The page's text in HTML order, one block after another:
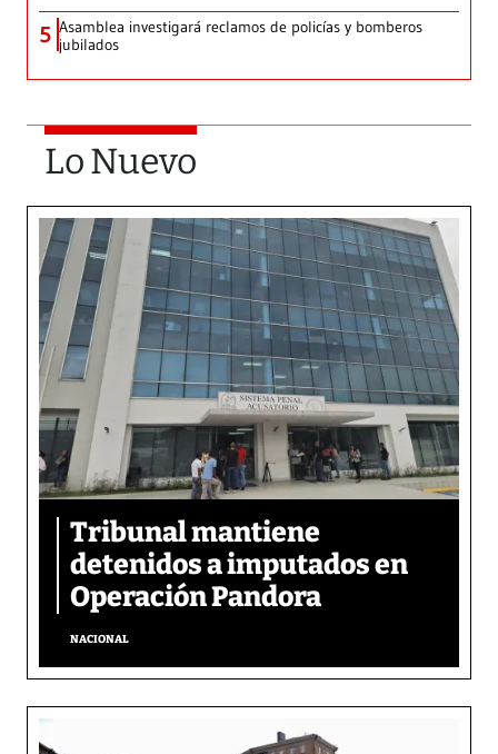
5 Asamblea investigará reclamos de policías y bomberos
jubilados
Lo Nuevo
Tribunal mantiene
detenidos a imputados en
Operación Pandora
NACIONAL